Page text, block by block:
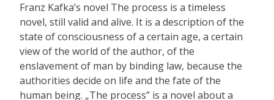
Franz Kafka’s novel The process is a timeless
novel, still valid and alive. It is a description of the
state of consciousness of a certain age, a certain
view of the world of the author, of the
enslavement of man by binding law, because the
authorities decide on life and the fate of the
human being. „The process” is a novel about a